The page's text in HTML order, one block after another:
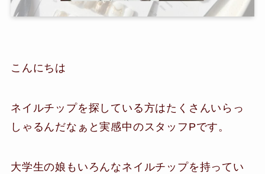
こんにちは
ネイルチップを探している方はたくさんいらっ
しゃるんだなぁと実感中のスタッフPです。
大学生の娘もいろんなネイルチップを持ってい